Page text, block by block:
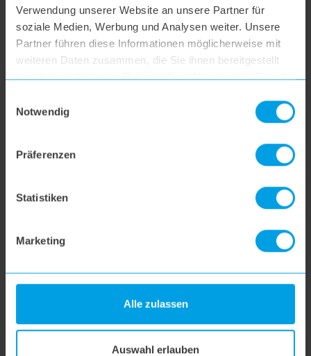
Verwendung unserer Website an unsere Partner für
soziale Medien, Werbung und Analysen weiter. Unsere
Partner führen diese Informationen möglicherweise mit
weiteren Daten zusammen, die Sie ihnen bereitgestellt
haben oder die sie im Rahmen Ihrer Nutzung der Dienste
Notwendig
Präferenzen
Statistiken
Marketing
Alle zulassen
Auswahl erlauben
hoogo H5
German Design und Engineering.
Unsere Produkte werden in Deutschland entwickelt und